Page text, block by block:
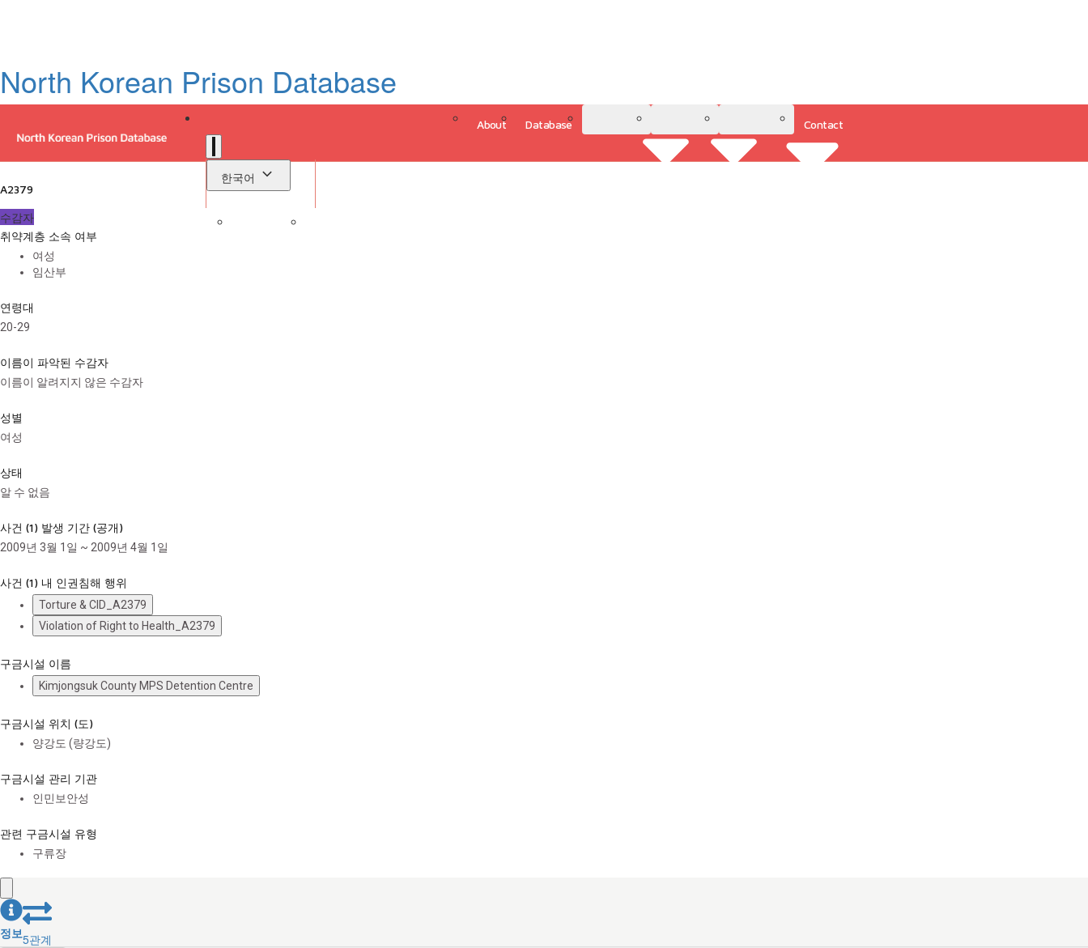
North Korean Prison Database
About Database Contact
한국어
A2379
수감자
취약계층 소속 여부
여성
임산부
연령대
20-29
이름이 파악된 수감자
이름이 알려지지 않은 수감자
성별
여성
상태
알 수 없음
사건 (1) 발생 기간 (공개)
2009년 3월 1일 ~ 2009년 4월 1일
사건 (1) 내 인권침해 행위
Torture & CID_A2379
Violation of Right to Health_A2379
구금시설 이름
Kimjongsuk County MPS Detention Centre
구금시설 위치 (도)
양강도 (량강도)
구금시설 관리 기관
인민보안성
관련 구금시설 유형
구류장
정보5관계